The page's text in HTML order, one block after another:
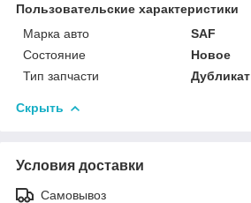
Пользовательские характеристики
Марка авто
SAF
Состояние
Новое
Тип запчасти
Дубликат
Скрыть
Условия доставки
Самовывоз